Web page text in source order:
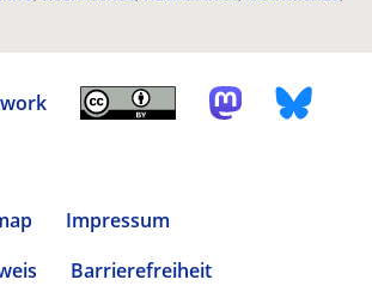
Impressum
Barrierefreiheit